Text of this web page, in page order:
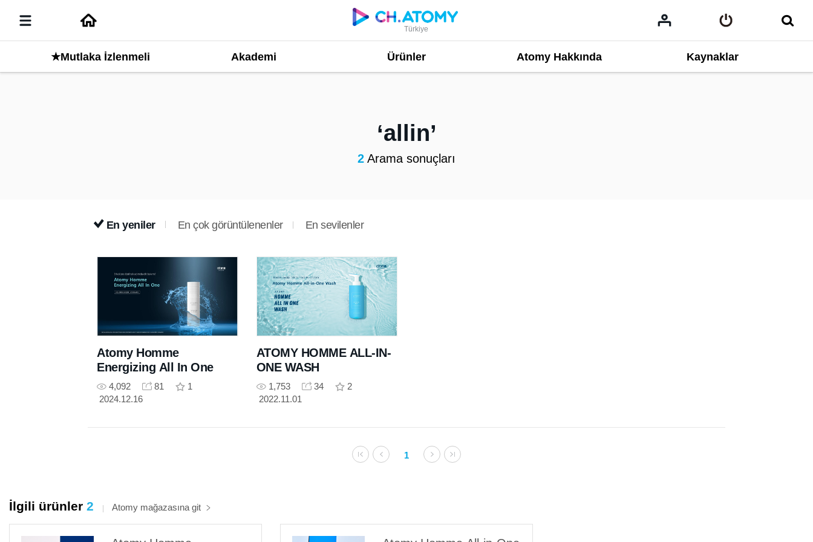
Türkiye
★Mutlaka İzlenmeli Akademi Ürünler Atomy Hakkında Kaynaklar
allin
2 Arama sonuçları
En yeniler En çok görüntülenenler En sevilenler
Atomy Homme
Energizing All In One
4,092 81
1
2024.12.16
ATOMY HOMME ALL-IN-
ONE WASH
1,753 34
2
2022.11.01
1
İlgili ürünler 2 Atomy mağazasına git